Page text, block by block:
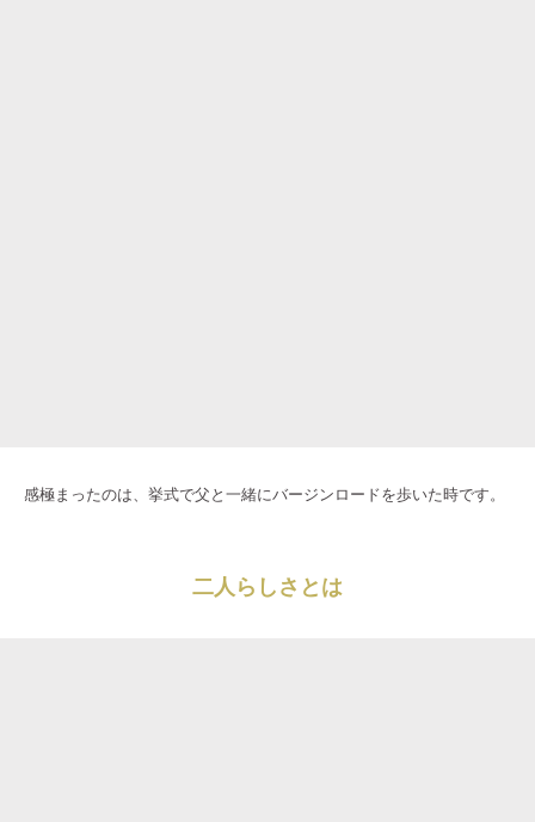
感極まったのは、挙式で父と一緒にバージンロードを歩いた時です。
二人らしさとは